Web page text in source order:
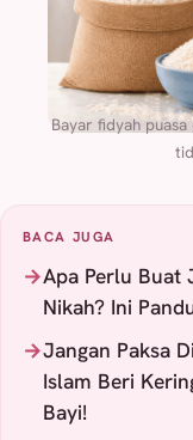
Bayar fidyah
BACA JUGA
Apa Perlu Buat
Nikah? Ini
Jangan Paksa
Islam Beri
Bayi!